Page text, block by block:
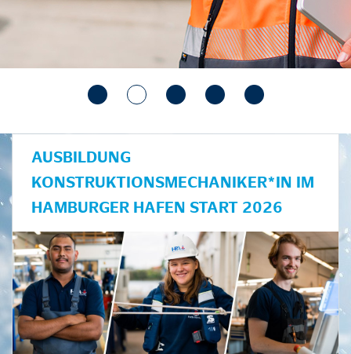
AUSBILDUNG
KONSTRUKTIONSMECHANIKER*IN IM
HAMBURGER HAFEN START 2026